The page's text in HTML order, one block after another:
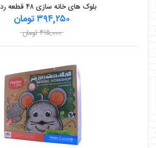
بلوک های خانه سازی ۴۸ قطعه رد تویز
۳۹۴,۲۵۰ تومان
۴۱۵,۰۰۰ تومان